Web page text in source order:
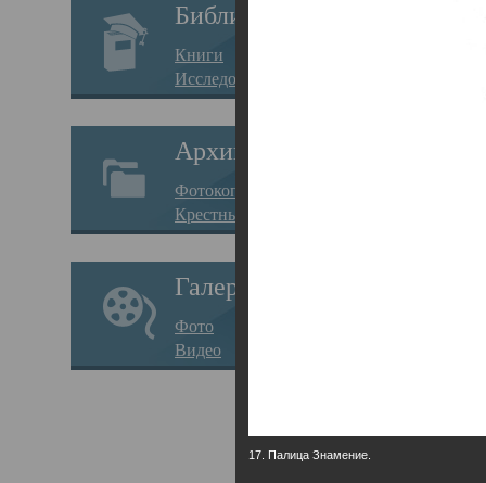
Библиотека
Книги
Исследования
Архив
Фотокопии дел
Крестные ходы
Галерея
Фото
Видео
17. Палица Знамение.